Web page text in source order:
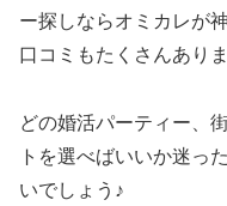
ー探しならオミカレが
口コミもたくさんありま
どの婚活パーティー、
トを選べばいいか迷っ
いでしょう♪